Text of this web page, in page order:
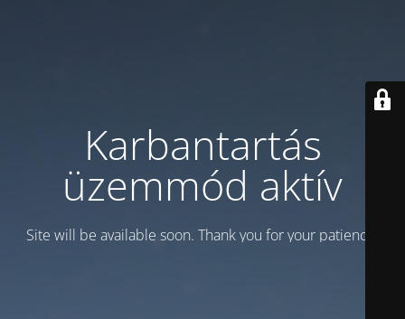
Karbantartás
üzemmód aktív
Site will be available soon. Thank you for your patience!